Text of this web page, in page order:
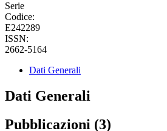
Serie
Codice:
E242289
ISSN:
2662-5164
Dati Generali
Dati Generali
Pubblicazioni (3)